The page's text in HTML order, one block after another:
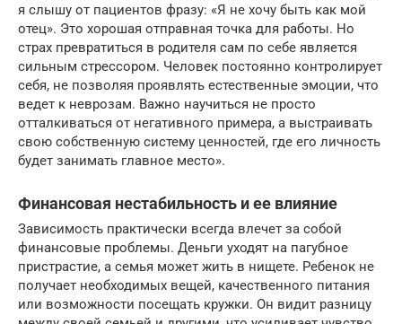
я слышу от пациентов фразу: «Я не хочу быть как мой
отец». Это хорошая отправная точка для работы. Но
страх превратиться в родителя сам по себе является
сильным стрессором. Человек постоянно контролирует
себя, не позволяя проявлять естественные эмоции, что
ведет к неврозам. Важно научиться не просто
отталкиваться от негативного примера, а выстраивать
свою собственную систему ценностей, где его личность
будет занимать главное место».
Финансовая нестабильность и ее влияние
Зависимость практически всегда влечет за собой
финансовые проблемы. Деньги уходят на пагубное
пристрастие, а семья может жить в нищете. Ребенок не
получает необходимых вещей, качественного питания
или возможности посещать кружки. Он видит разницу